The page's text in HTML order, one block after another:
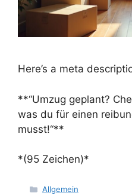
Here’s a meta
**“Umzug geplant?
was du für einen
musst!“**
*(95 Zeichen)*
Kategorien
Allgemein